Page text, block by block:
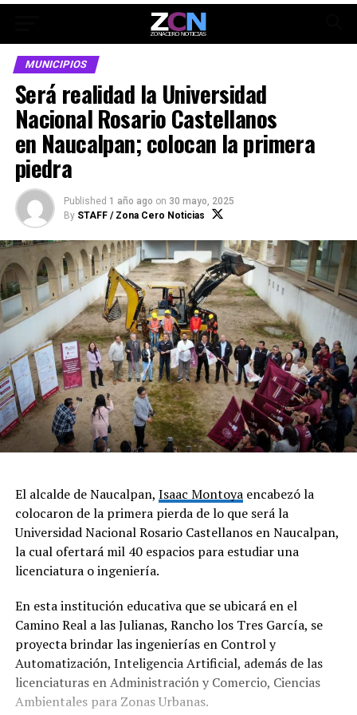
MUNICIPIOS
Será realidad la Universidad
Nacional Rosario Castellanos
en Naucalpan; colocan la primera
piedra
Published 1 año ago on 30 mayo, 2025
By STAFF / Zona Cero Noticias
El alcalde de Naucalpan, Isaac Montoyaencabezó la
colocaron de la primera pierda de lo que será la
Universidad Nacional Rosario Castellanos en Naucalpan,
la cual ofertará mil 40 espacios para estudiar una
licenciatura o ingeniería.
En esta institución educativa que se ubicará en el
Camino Real a las Julianas, Rancho los Tres García, se
proyecta brindar las ingenierías en Control y
Automatización, Inteligencia Artificial, además de las
licenciaturas en Administración y Comercio, Ciencias
Ambientales para Zonas Urbanas.